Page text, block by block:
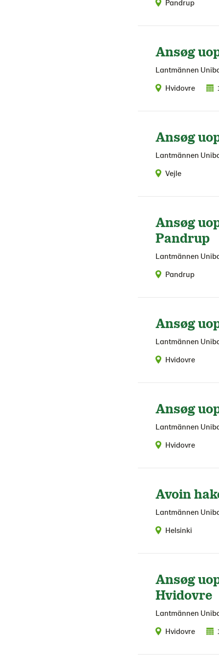
Pandrup
Ansøg
Lantmännen
Hvidovre
Ansøg
Lantmännen
Vejle
Ansøg
Pandrup
Lantmännen
Pandrup
Ansøg
Lantmännen
Hvidovre
Ansøg
Lantmännen
Hvidovre
Avoin
Lantmännen
Helsinki
Ansøg
Hvidovre
Lantmännen
Hvidovre